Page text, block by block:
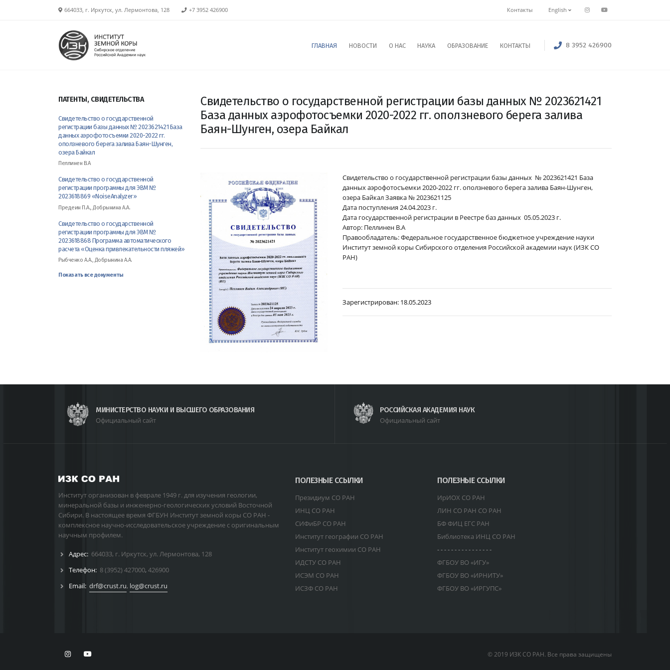
664033, г. Иркутск, ул. Лермонтова, 128 +7 3952 426900 Контакты English
ГЛАВНАЯ НОВОСТИ О НАС НАУКА ОБРАЗОВАНИЕ КОНТАКТЫ 8 3952 426900
ПАТЕНТЫ, СВИДЕТЕЛЬСТВА
Свидетельство о государственной
регистрации базы данных № 2023621421 База
данных аэрофотосъемки 2020-2022 гг.
оползневого берега залива Баян-Шунген,
озера Байкал
Пеллинен В.А
Свидетельство о государственной
регистрации программы для ЭВМ №
2023618869 «NoiseAnalyzer»
Предеин П.А., Добрынина А.А.
Свидетельство о государственной
регистрации программы для ЭВМ №
2023618868 Программа автоматического
расчета «Оценка привлекательности пляжей»
Рыбченко А.А., Добрынина А.А.
Показать все документы
Свидетельство о государственной регистрации базы данных № 2023621421
База данных аэрофотосъемки 2020-2022 гг. оползневого берега залива
Баян-Шунген, озера Байкал
Свидетельство о государственной регистрации базы данных № 2023621421 База
данных аэрофотосъемки 2020-2022 гг. оползневого берега залива Баян-Шунген,
озера Байкал Заявка № 2023621125
Дата поступления 24.04.2023 г.
Дата государственной регистрации в Реестре баз данных 05.05.2023 г.
Автор: Пеллинен В.А
Правообладатель: Федеральное государственное бюджетное учреждение науки
Институт земной коры Сибирского отделения Российской академии наук (ИЗК СО
РАН)
Зарегистрирован:18.05.2023
МИНИСТЕРСТВО НАУКИ И ВЫСШЕГО ОБРАЗОВАНИЯ
Официальный сайт
РОССИЙСКАЯ АКАДЕМИЯ НАУК
Официальный сайт
Институт организован в феврале 1949 г. для изучения геологии,
минеральной базы и инженерно-геологических условий Восточной
Сибири. В настоящее время ФГБУН Институт земной коры СО РАН -
комплексное научно-исследовательское учреждение с оригинальным
научным профилем.
Адрес: 664033, г. Иркутск, ул. Лермонтова, 128
Телефон: 8 (3952) 427000, 426900
Email: drf@crust.ru, log@crust.ru
ПОЛЕЗНЫЕ ССЫЛКИ
Президиум СО РАН
ИНЦ СО РАН
СИФиБР СО РАН
Институт географии СО РАН
Институт геохимии СО РАН
ИДСТУ СО РАН
ИСЭМ СО РАН
ИСЗФ СО РАН
ПОЛЕЗНЫЕ ССЫЛКИ
ИрИОХ СО РАН
ЛИН СО РАН СО РАН
БФ ФИЦ ЕГС РАН
Библиотека ИНЦ СО РАН
- - - - - - - - - - - - - - - -
ФГБОУ ВО «ИГУ»
ФГБОУ ВО «ИРНИТУ»
ФГБОУ ВО «ИРГУПС»
© 2019 ИЗК СО РАН. Все права защищены